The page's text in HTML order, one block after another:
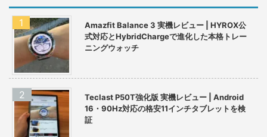
Amazfit Balance 3 実機レビュー | HYROX公
式対応とHybridChargeで進化した本格トレー
ニングウォッチ
Teclast P50T強化版 実機レビュー | Android
16・90Hz対応の格安11インチタブレットを検
証